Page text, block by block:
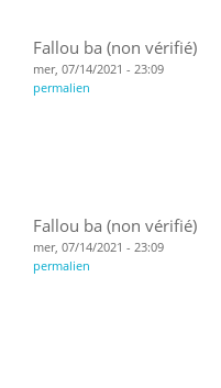
Fallou ba (non vérifié)
mer, 07/14/2021 - 23:09
permalien
Fallou ba (non vérifié)
mer, 07/14/2021 - 23:09
permalien